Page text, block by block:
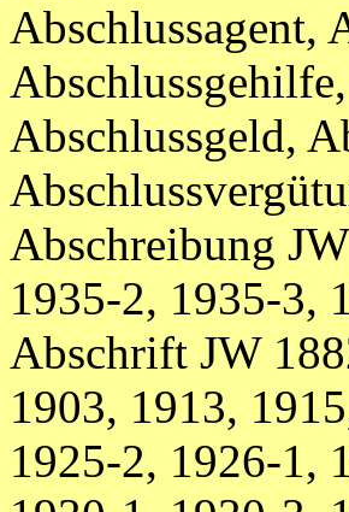
Abschlussagent,
Abschlussgeld,
Abschreibung
1935-2, 1935-3,
Abschrift JW
1903, 1913,
1925-2, 1926-1,